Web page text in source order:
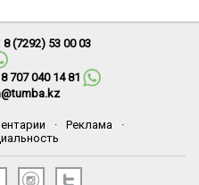
8 (7292) 53 00 03
8 707 040 14 81
· Реклама
·